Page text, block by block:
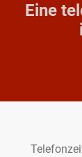
Eine